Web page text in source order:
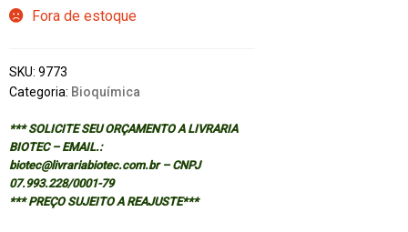
Fora de estoque
SKU: 9773
Categoria: Bioquímica
*** SOLICITE SEU ORÇAMENTO A LIVRARIA
BIOTEC – EMAIL.:
biotec@livrariabiotec.com.br – CNPJ
07.993.228/0001-79
*** PREÇO SUJEITO A REAJUSTE***